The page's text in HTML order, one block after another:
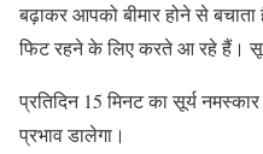
बढ़ाकर आपको बीमार होने से
फिट रहने के लिए करते आ रहे हैं।
प्रतिदिन 15 मिनट का सूर्य
प्रभाव डालेगा।